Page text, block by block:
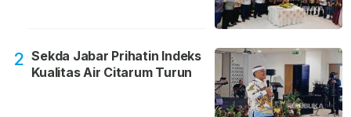
2 Sekda Jabar Prihatin Indeks
Kualitas Air Citarum Turun